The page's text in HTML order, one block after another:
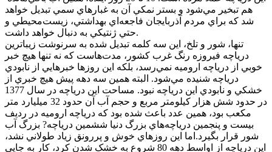
هم تبخير مي‌شود و بستر نمکي آن به غبارهاي سمي تبديل خواهد
شد که براي مردم آذربايجان فاجعه‌اي بهداشتي، زيست‌محيطي و
حتي ژنتيکي به دنبال خواهد داشت.
تنها، شور و تلخ، اين سه کلمه تبديل شده به سرنوشت زيباترين
درياچه فيروزه رنگ غرب کشور،‌ مدت‌هاست که نه تنها هيچ خبر
خوبي از درياچه اروميه نمي‌رسد، بلکه اين روزها خبرهايي از نابودي
درياچه شنيده مي‌شود. البته همين سه دهه پيش هيچ خبري از
خشکي و نابودي اين درياچه نبود. مساحت اين درياچه در سال 1377
در حدود شش هزار کيلومتر مربع و حجم آب آن حدود 32 ميليارد متر
مکعب بود، همين عدد باعث شده بود که درياچه اروميه در رديف
بيست و پنجمين درياچه‌هاي بزرگ دنيا ششمين درياچه? بزرگ آب
شور قرار بگيرد.اما اين روزهاي خوش و پررونق زياد طولاني نشد،‌
اين درياچه از اواسط دهه 80 شروع به خشک شدن کرد، کار به جايي